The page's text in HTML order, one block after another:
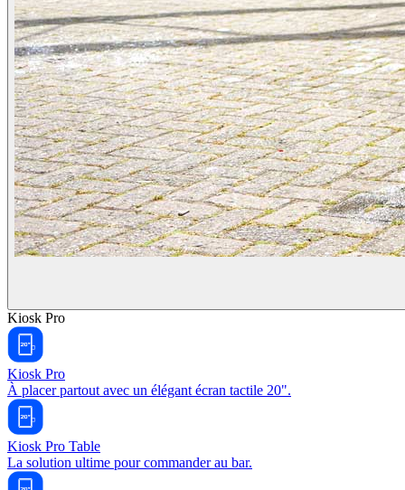
Kiosk Pro
Kiosk Pro
À placer partout avec un élégant écran tactile 20".
Kiosk Pro Table
La solution ultime pour commander au bar.